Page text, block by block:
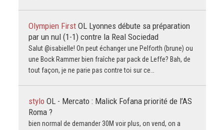
Olympien First OL Lyonnes débute sa préparation
par un nul (1-1) contre la Real Sociedad
Salut @isabielle! On peut échanger une Pelforth (brune) ou
une Bock Rammer bien fraîche par pack de Leffe? Bah, de
tout façon, je ne parie pas contre toi sur ce…
stylo OL - Mercato : Malick Fofana priorité de l’AS
Roma ?
bien normal de demander 30M voir plus, on vend, on a